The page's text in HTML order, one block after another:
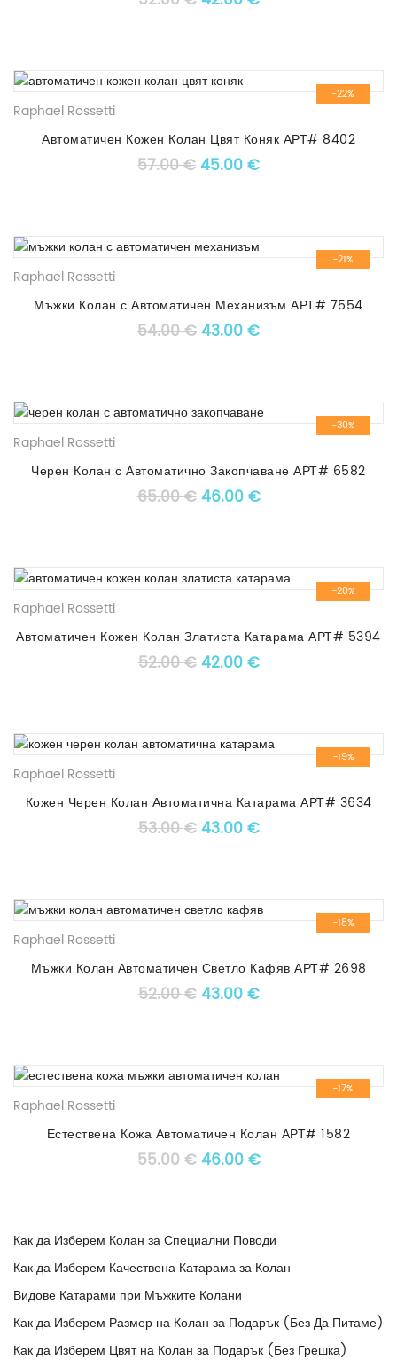
-22%
Raphael Rossetti
Автоматичен Кожен Колан Цвят Коняк АРТ# 8402
57.00€Original price was: 57.00
45.00€Текущата цена е:
-21%
Raphael Rossetti
Мъжки Колан с Автоматичен Механизъм АРТ# 7554
54.00€Original price was: 54.00
43.00€Текущата цена е:
-30%
Raphael Rossetti
Черен Колан с Автоматично Закопчаване АРТ# 6582
65.00€Original price was: 65.00
46.00€Текущата цена е:
-20%
Raphael Rossetti
Автоматичен Кожен Колан Златиста Катарама АРТ# 5394
52.00€Original price was: 52.00
42.00€Текущата цена е:
-19%
Raphael Rossetti
Кожен Черен Колан Автоматична Катарама АРТ# 3634
53.00€Original price was: 53.00
43.00€Текущата цена е:
-18%
Raphael Rossetti
Мъжки Колан Автоматичен Светло Кафяв АРТ# 2698
52.00€Original price was: 52.00
43.00€Текущата цена е:
-17%
Raphael Rossetti
Естествена Кожа Автоматичен Колан АРТ# 1582
55.00€Original price was: 55.00
46.00€Текущата цена е:
Как да Изберем Колан за Специални Поводи
Как да Изберем Качествена Катарама за Колан
Видове Катарами при Мъжките Колани
Как да Изберем Размер на Колан за Подарък (Без Да Питаме)
Как да Изберем Цвят на Колан за Подарък (Без Грешка)